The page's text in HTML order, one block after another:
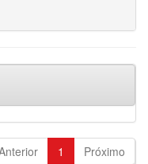
1 Próximo